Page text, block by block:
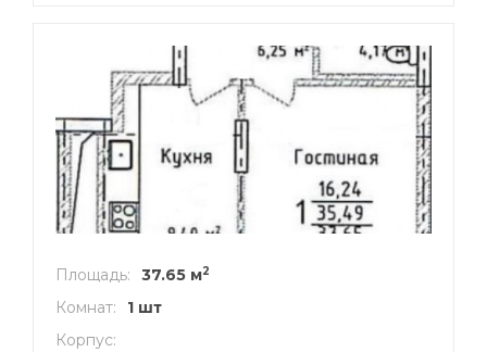
Площадь 37.65 м2
Комнат
1 шт
Корпус